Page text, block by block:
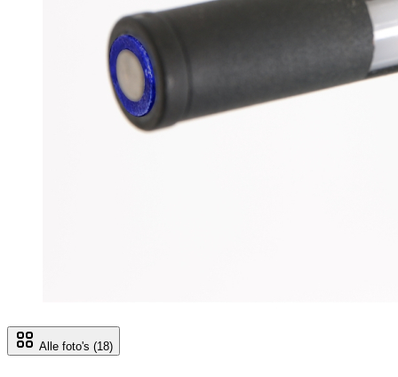
Alle foto's (18)